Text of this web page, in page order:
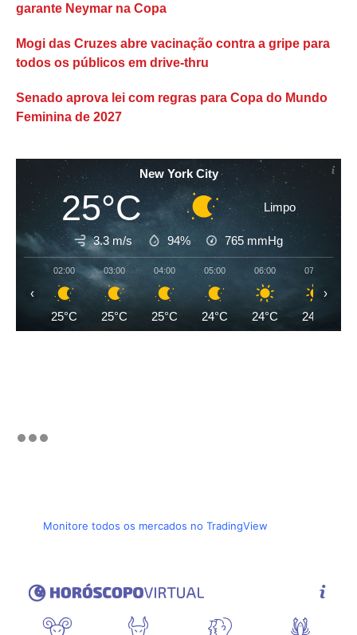
garante Neymar na Copa
Mogi das Cruzes abre vacinação contra a gripe para
todos os públicos em drive-thru
Senado aprova lei com regras para Copa do Mundo
Feminina de 2027
New York City
25°C Limpo
3.3 m/s 94% 765 mmHg
02:00
25°C
03:00
25°C
04:00
25°C
05:00
24°C
06:00
24°C
07:00
24°C
‹ ›
Monitore todos os mercados no TradingView